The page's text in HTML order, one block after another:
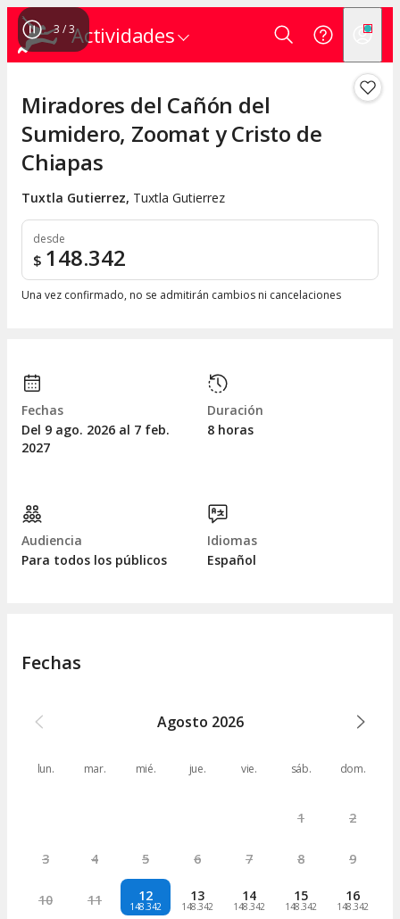
Actividades
3 /3
Miradores del Cañón del
Sumidero, Zoomat y Cristo de
Chiapas
Tuxtla Gutierrez, Tuxtla Gutierrez
desde
$ 148.342
Una vez confirmado, no se admitirán cambios ni cancelaciones
Fechas
Del 9 ago. 2026 al 7 feb.
2027
Duración
8 horas
Audiencia
Para todos los públicos
Idiomas
Español
Fechas
Agosto 2026
lun. mar. mié. jue. vie. sáb. dom.
1 2
3 4 5 6 7 8 9
10 11 12
148.342
13
148.342
14
148.342
15
148.342
16
148.342